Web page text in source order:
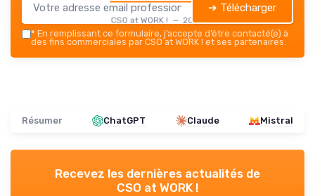
CSO at WORK ! — 2026
➔ Télécharger
* En remplissant ce formulaire, j’accepte d’être contacté(e) à
des fins commerciales par CSO at WORK ! et ses partenaires.
Résumer ChatGPT Claude Mistral
Recevez les dernières actualités de
CSO at WORK !